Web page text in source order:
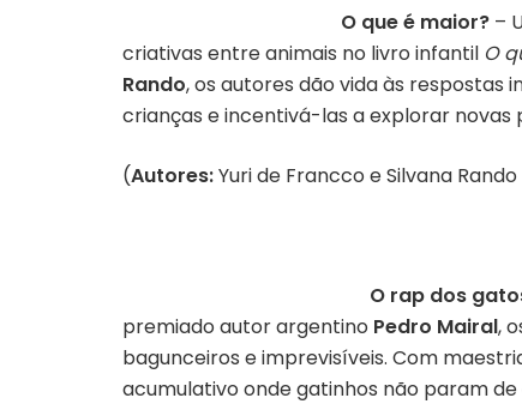
O que é maior? –
criativas entre animais no livro infantil O
Rando, os autores dão vida às
crianças e incentivá-las a explorar novas
(Autores:Yuri de Francco e Silvana Rando
O rap dos
premiado autor argentino Pedro Mairal,
bagunceiros e imprevisíveis. Com
acumulativo onde gatinhos não param